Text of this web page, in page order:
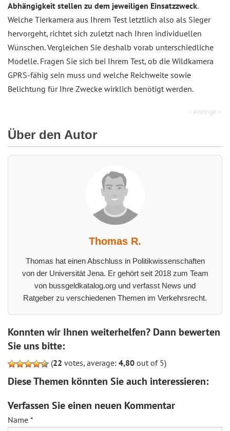
Abhängigkeit stellen zu dem jeweiligen Einsatzzweck.
Welche Tierkamera aus Ihrem Test letztlich also als Sieger
hervorgeht, richtet sich zuletzt nach Ihren individuellen
Wünschen. Vergleichen Sie deshalb vorab unterschiedliche
Modelle. Fragen Sie sich bei Ihrem Test, ob die Wildkamera
GPRS-fähig sein muss und welche Reichweite sowie
Belichtung für Ihre Zwecke wirklich benötigt werden.
– Anzeige –
Über den Autor
Thomas R.
Thomas hat einen Abschluss in Politikwissenschaften
von der Universität Jena. Er gehört seit 2018 zum Team
von bussgeldkatalog.org und verfasst News und
Ratgeber zu verschiedenen Themen im Verkehrsrecht.
Konnten wir Ihnen weiterhelfen? Dann bewerten
Sie uns bitte:
(22 votes, average: 4,80 out of 5)
Diese Themen könnten Sie auch interessieren:
Verfassen Sie einen neuen Kommentar
Name *